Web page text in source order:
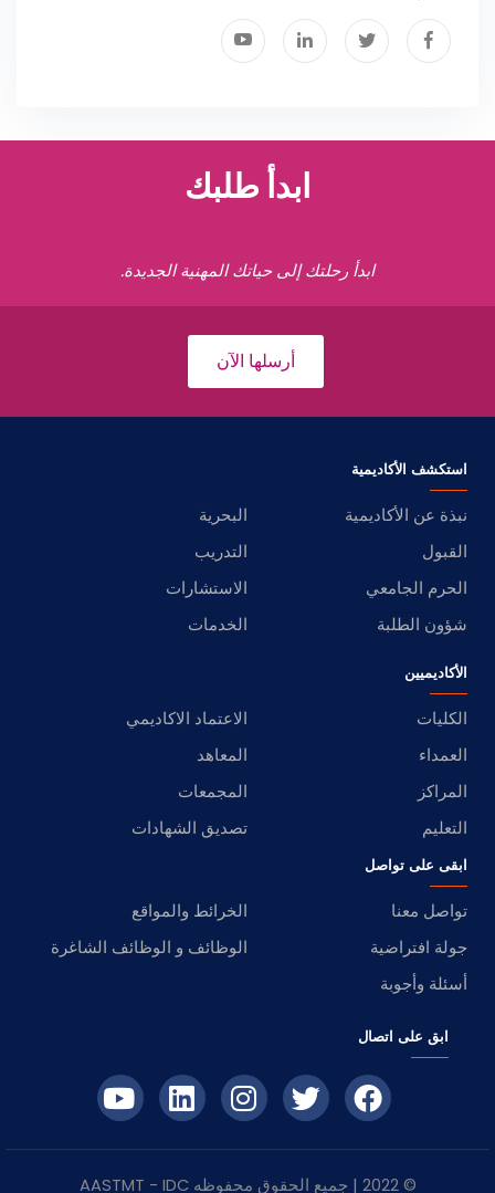
ابدأ طلبك
ابدأ رحلتك إلى حياتك المهنية الجديدة.
أرسلها الآن
استكشف الأكاديمية
نبذة عن الأكاديمية
البحرية
القبول
التدريب
الحرم الجامعي
الاستشارات
شؤون الطلبة
الخدمات
الأكاديميين
الكليات
الاعتماد الاكاديمي
العمداء
المعاهد
المراكز
المجمعات
التعليم
تصديق الشهادات
ابقى على تواصل
تواصل معنا
الخرائط والمواقع
جولة افتراضية
الوظائف و الوظائف الشاغرة
أسئلة وأجوبة
ابق على اتصال
© 2022 | جميع الحقوق محفوظه IDC
- AASTMT